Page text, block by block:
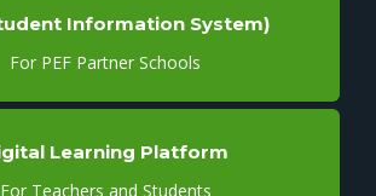
Information System)
For PEF Partner Schools
Learning Platform
For Teachers and Students